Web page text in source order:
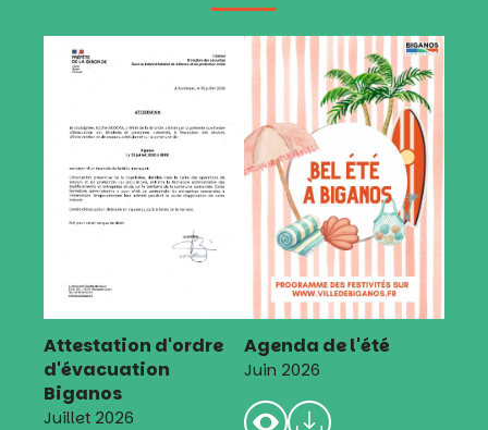
Attestation d'ordre
d'évacuation
Biganos
Juillet 2026
Agenda de l'été
Juin 2026